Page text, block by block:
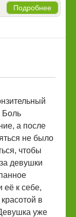
Подробнее
Боль
а после
не было
чтобы
девушки
её к себе,
в
уже